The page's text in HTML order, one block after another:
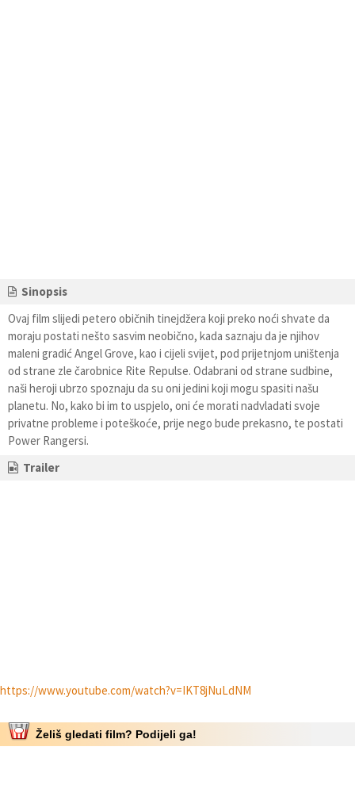
Sinopsis
Ovaj film slijedi petero običnih tinejdžera koji preko noći shvate da
moraju postati nešto sasvim neobično, kada saznaju da je njihov
maleni gradić Angel Grove, kao i cijeli svijet, pod prijetnjom uništenja
od strane zle čarobnice Rite Repulse. Odabrani od strane sudbine,
naši heroji ubrzo spoznaju da su oni jedini koji mogu spasiti našu
planetu. No, kako bi im to uspjelo, oni će morati nadvladati svoje
privatne probleme i poteškoće, prije nego bude prekasno, te postati
Power Rangersi.
Trailer
https://www.youtube.com/watch?v=IKT8jNuLdNM
Želiš gledati film? Podijeli ga!